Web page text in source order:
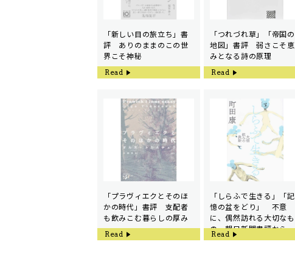
「新しい目の旅立ち」書
評 ありのままのこの世
界こそ神秘
Read
「つれづれ草」「帝国の
地図」書評 弱さこそ恵
みとなる詩の原理
Read
「プラヴィエクとそのほ
かの時代」書評 支配者
も飲みこむ暮らしの厚み
Read
「しらふで生きる」「記
憶の盆をどり」 不意
に、偶然訪れる大切なも
の 朝日新聞書評から
Read